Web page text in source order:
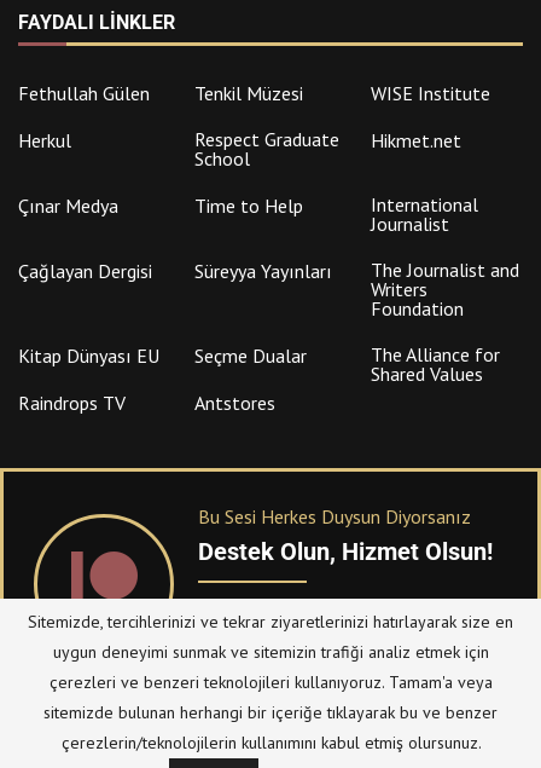
FAYDALI LINKLER
Fethullah Gülen Tenkil Müzesi
WISE Institute
Herkul
Respect Graduate
School
Hikmet.net
Çınar Medya Time to Help
International
Journalist
Çağlayan Dergisi
Süreyya Yayınları
The Journalist and
Writers
Foundation
Kitap Dünyası EU
Seçme Dualar
The Alliance for
Shared Values
Raindrops TV
Antstores
Bu Sesi Herkes Duysun Diyorsanız
Destek Olun, Hizmet Olsun!
PATREONüzerinden sitemize bağışta
bulanabilirsiniz.
Bize Ulaşın Taziye Defteri
Sitemizde, tercihlerinizi ve tekrar ziyaretlerinizi hatırlayarak size en
uygun deneyimi sunmak ve sitemizin trafiği analiz etmek için
çerezleri ve benzeri teknolojileri kullanıyoruz. Tamam'a veya
sitemizde bulunan herhangi bir içeriğe tıklayarak bu ve benzer
çerezlerin/teknolojilerin kullanımını kabul etmiş olursunuz.